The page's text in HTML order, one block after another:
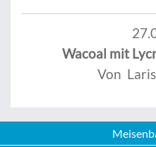
Wacoal mit
Von